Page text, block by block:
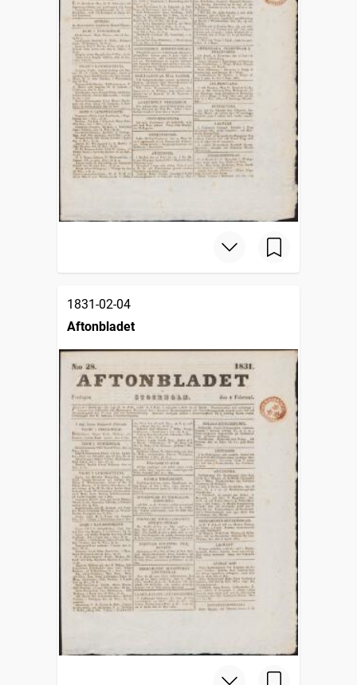
1831-02-04
Aftonbladet